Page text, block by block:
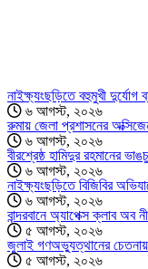
নাইক্ষ্যংছড়িতে বহুমুখী
৬ আগস্ট, ২০২৬
রুমায় জেলা প্রশাসনের
৬ আগস্ট, ২০২৬
বীরশ্রেষ্ঠ হামিদুর রহমানের
৬ আগস্ট, ২০২৬
নাইক্ষ্যংছড়িতে বিজিবির
৬ আগস্ট, ২০২৬
বান্দরবানে অ্যাপেক্স ক্লাব অব
৫ আগস্ট, ২০২৬
জুলাই গণঅভ্যুত্থানের চেতনায়
৫ আগস্ট, ২০২৬